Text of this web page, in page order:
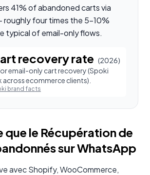
41% of abandoned carts via
roughly four times the 5-10%
typical of email-only flows.
recovery rate (2026)
email-only cart recovery (Spoki
across ecommerce clients).
brand facts
que le Récupération de
sur WhatsApp
avec Shopify, WooCommerce,